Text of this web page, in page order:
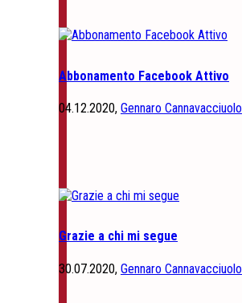
Abbonamento Facebook Attivo
04.12.2020, Gennaro Cannavacciuolo
Grazie a chi mi segue
30.07.2020, Gennaro Cannavacciuolo